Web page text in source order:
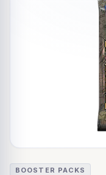
BOOSTER PACKS